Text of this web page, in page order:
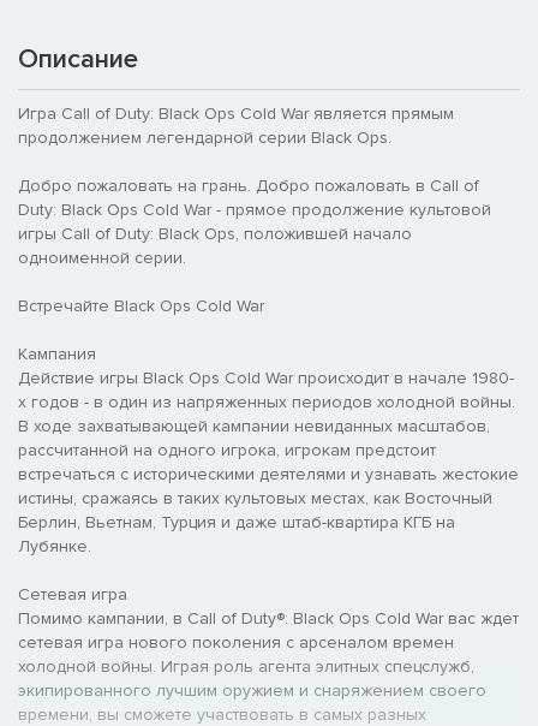
Описание
Игра Call of Duty: Black Ops Cold War является прямым
продолжением легендарной серии Black Ops.
Добро пожаловать на грань. Добро пожаловать в Call of
Duty: Black Ops Cold War - прямое продолжение культовой
игры Call of Duty: Black Ops, положившей начало
одноименной серии.
Встречайте Black Ops Cold War
Кампания
Действие игры Black Ops Cold War происходит в начале 1980-
х годов - в один из напряженных периодов холодной войны.
В ходе захватывающей кампании невиданных масштабов,
рассчитанной на одного игрока, игрокам предстоит
встречаться с историческими деятелями и узнавать жестокие
истины, сражаясь в таких культовых местах, как Восточный
Берлин, Вьетнам, Турция и даже штаб-квартира КГБ на
Лубянке.
Сетевая игра
Помимо кампании, в Call of Duty®: Black Ops Cold War вас ждет
сетевая игра нового поколения с арсеналом времен
холодной войны. Играя роль агента элитных спецслужб,
экипированного лучшим оружием и снаряжением своего
времени, вы сможете участвовать в самых разных